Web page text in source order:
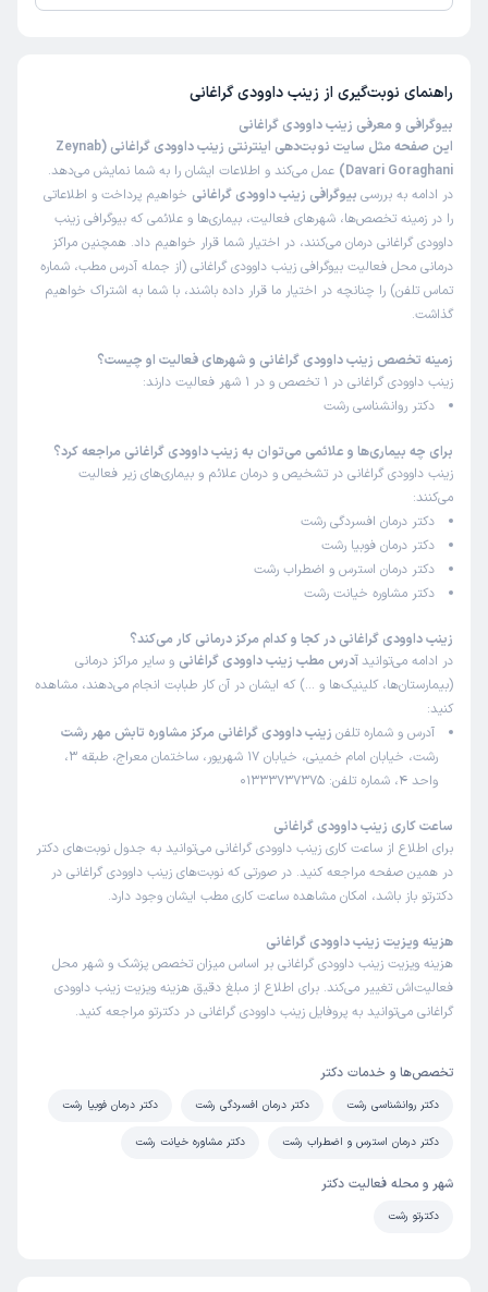
راهنمای نوبت‌گیری از زینب داوودی گراغانی
بیوگرافی و معرفی زینب داوودی گراغانی
این صفحه مثل سایت نوبت‌دهی اینترنتی زینب داوودی گراغانی (Zeynab
Davari Goraghani)
عمل می‌کند و اطلاعات ایشان را به شما نمایش می‌دهد.
در ادامه به بررسی بیوگرافی زینب داوودی گراغانی خواهیم پرداخت و اطلاعاتی
را در زمینه تخصص‌ها، شهرهای فعالیت، بیماری‌ها و علائمی که بیوگرافی زینب
داوودی گراغانی درمان می‌کنند، در اختیار شما قرار خواهیم داد. همچنین مراکز
درمانی محل فعالیت بیوگرافی زینب داوودی گراغانی (از جمله آدرس مطب، شماره
تماس تلفن) را چنانچه در اختیار ما قرار داده باشند، با شما به اشتراک خواهیم
گذاشت.
زمینه تخصص زینب داوودی گراغانی و شهرهای فعالیت او چیست؟
زینب داوودی گراغانی در 1 تخصص و در 1 شهر فعالیت دارند:
دکتر روانشناسی رشت
برای چه بیماری‌ها و علائمی می‌توان به زینب داوودی گراغانی مراجعه کرد؟
زینب داوودی گراغانی در تشخیص و درمان علائم و بیماری‌های زیر فعالیت
می‌کنند:
دکتر درمان افسردگی رشت
دکتر درمان فوبیا رشت
دکتر درمان استرس و اضطراب رشت
دکتر مشاوره خیانت رشت
زینب داوودی گراغانی در کجا و کدام مرکز درمانی کار می‌کند؟
در ادامه می‌توانید آدرس مطب زینب داوودی گراغانی و سایر مراکز درمانی
(بیمارستان‌ها، کلینیک‌ها و …) که ایشان در آن کار طبابت انجام می‌دهند، مشاهده
کنید:
آدرس و شماره تلفن زینب داوودی گراغانی مرکز مشاوره تابش مهر رشت
رشت، خیابان امام خمینی، خیابان 17 شهریور، ساختمان معراج، طبقه 3،
واحد 4، شماره تلفن: 01333737375
ساعت کاری زینب داوودی گراغانی
برای اطلاع از ساعت کاری زینب داوودی گراغانی می‌توانید به جدول نوبت‌های دکتر
در همین صفحه مراجعه کنید. در صورتی که نوبت‌های زینب داوودی گراغانی در
دکترتو باز باشد، امکان مشاهده ساعت کاری مطب ایشان وجود دارد.
هزینه ویزیت زینب داوودی گراغانی
هزینه ویزیت زینب داوودی گراغانی بر اساس میزان تخصص پزشک و شهر محل
فعالیت‌اش تغییر می‌کند. برای اطلاع از مبلغ دقیق هزینه ویزیت زینب داوودی
گراغانی می‌توانید به پروفایل زینب داوودی گراغانی در دکترتو مراجعه کنید.
تخصص‌ها و خدمات دکتر
دکتر روانشناسی رشت دکتر درمان افسردگی رشت دکتر درمان فوبیا رشت
دکتر درمان استرس و اضطراب رشت دکتر مشاوره خیانت رشت
شهر و محله فعالیت دکتر
دکترتو رشت